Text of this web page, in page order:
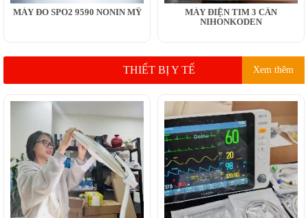
MÁY ĐO SPO2 9590 NONIN MỸ
MÁY ĐIỆN TIM 3 CẦN
NIHONKODEN
THIẾT BỊ Y TẾ Xem thêm